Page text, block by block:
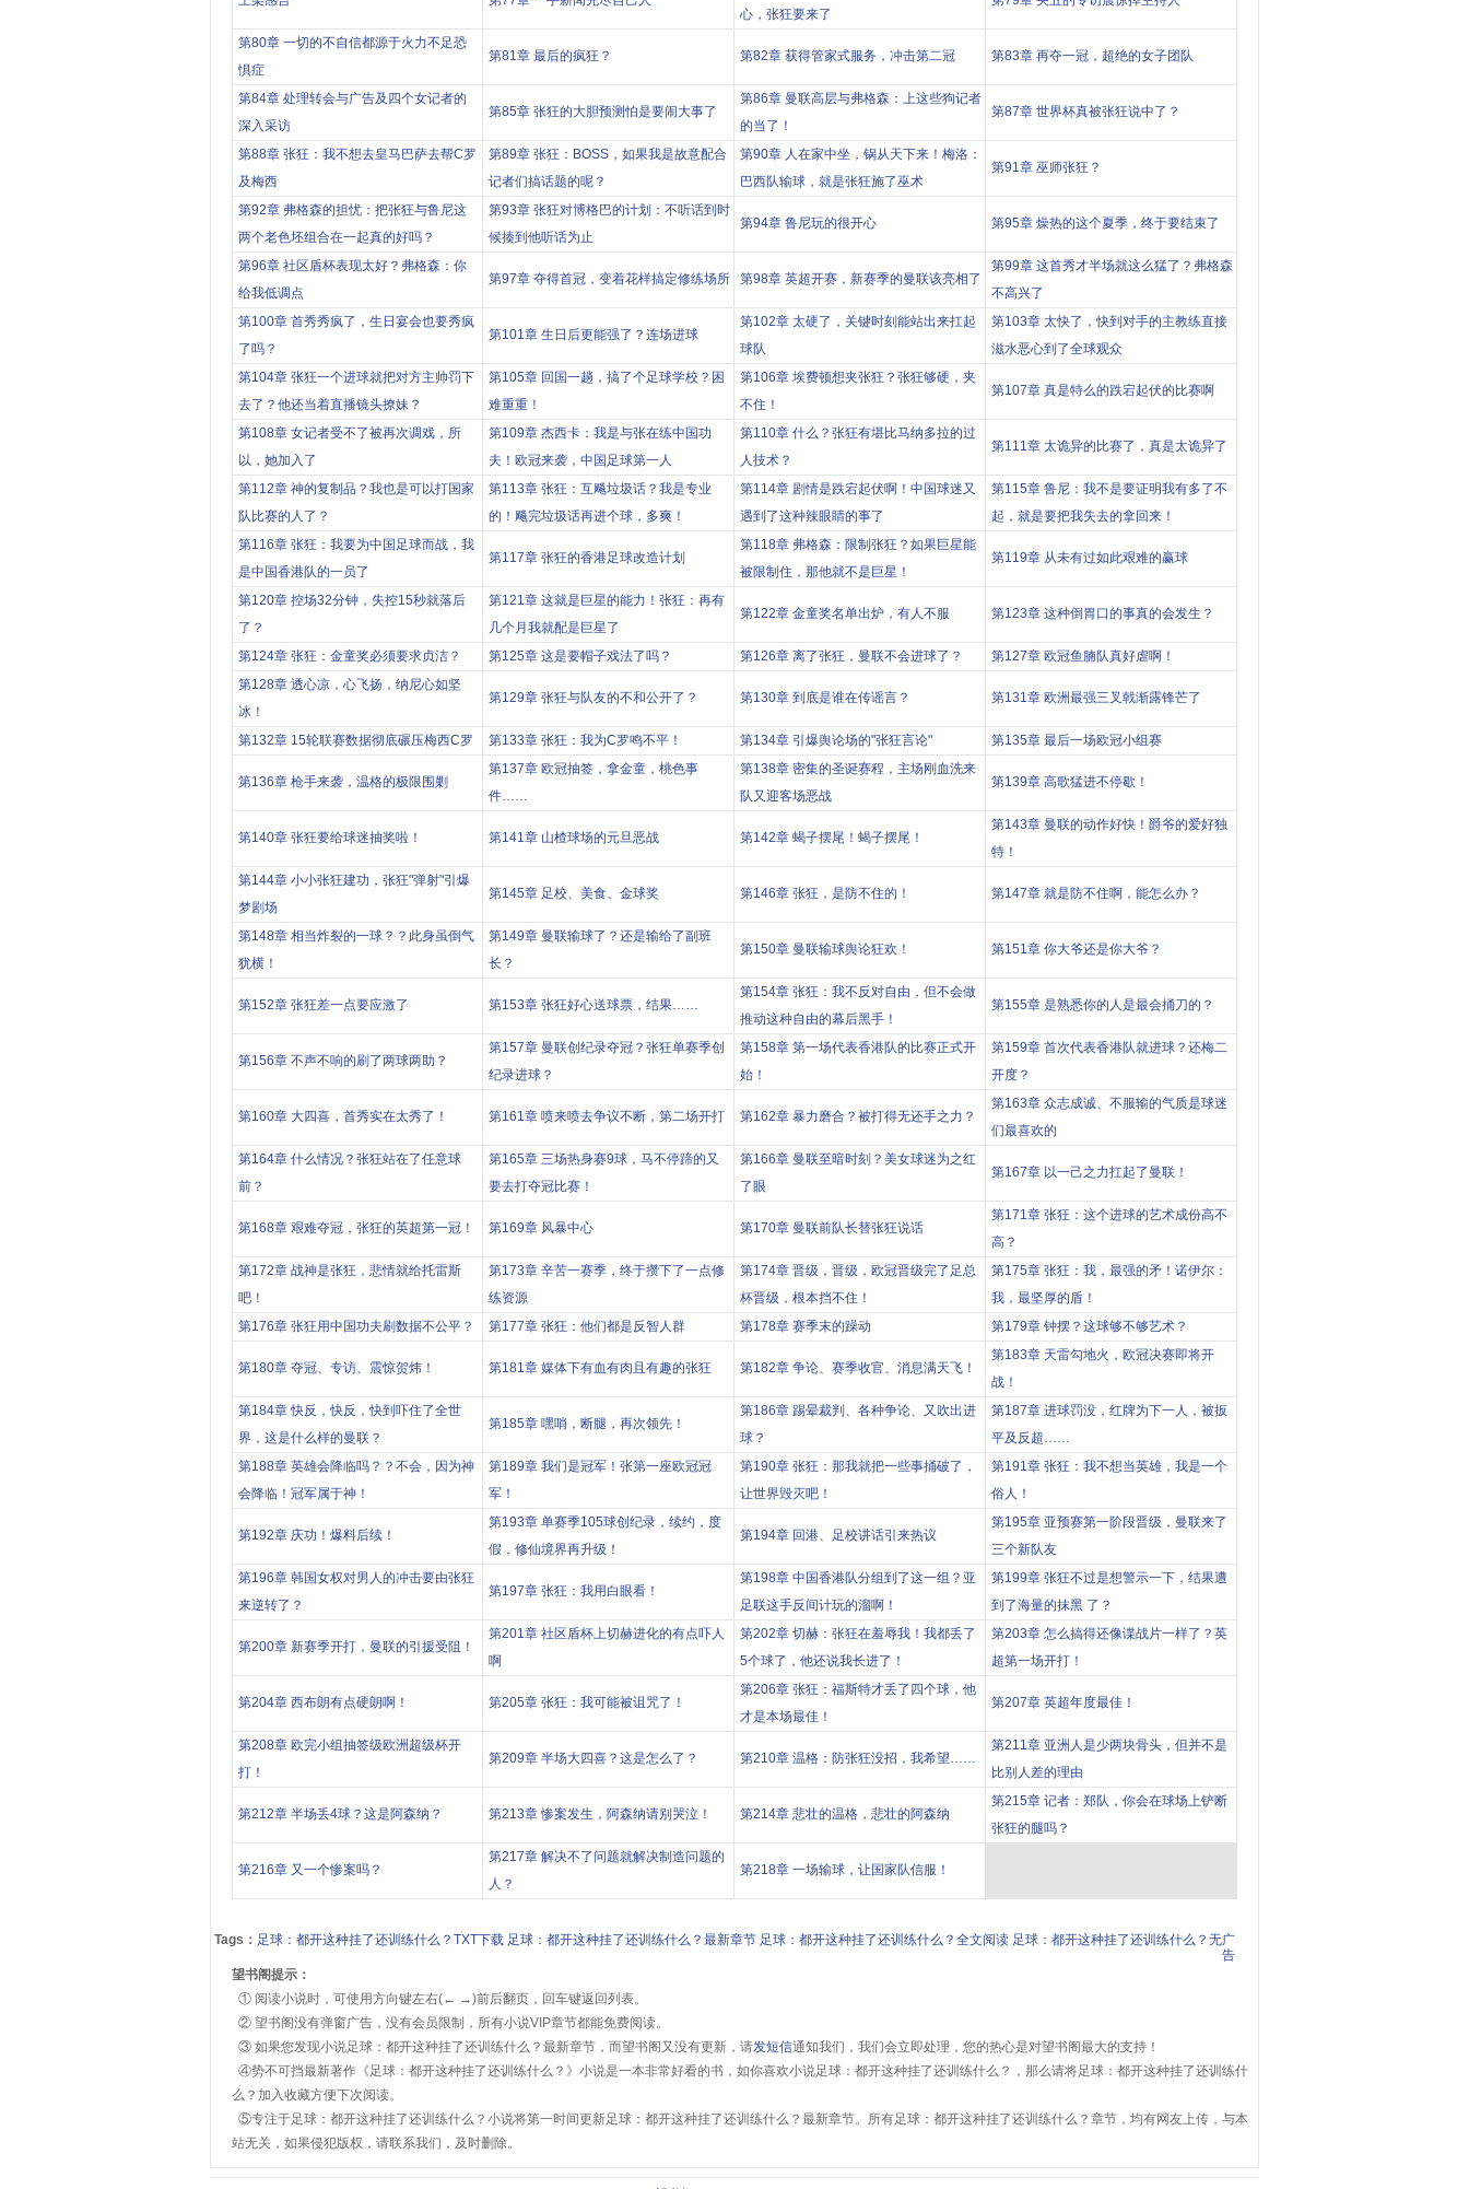
心，张狂要来了
第80章 一切的不自信都源于火力不足恐
惧症
第81章 最后的疯狂？ 第82章 获得管家式服务，冲击第二冠 第83章 再夺一冠，超绝的女子团队
第84章 处理转会与广告及四个女记者的
深入采访
第85章 张狂的大胆预测怕是要闹大事了
第86章 曼联高层与弗格森：上这些狗记者
的当了！
第87章 世界杯真被张狂说中了？
第88章 张狂：我不想去皇马巴萨去帮C罗
及梅西
第89章 张狂：BOSS，如果我是故意配合
记者们搞话题的呢？
第90章 人在家中坐，锅从天下来！梅洛：
巴西队输球，就是张狂施了巫术
第91章 巫师张狂？
第92章 弗格森的担忧：把张狂与鲁尼这
两个老色坯组合在一起真的好吗？
第93章 张狂对博格巴的计划：不听话到时
候揍到他听话为止
第94章 鲁尼玩的很开心 第95章 燥热的这个夏季，终于要结束了
第96章 社区盾杯表现太好？弗格森：你
给我低调点
第97章 夺得首冠，变着花样搞定修练场所 第98章 英超开赛，新赛季的曼联该亮相了
第99章 这首秀才半场就这么猛了？弗格森
不高兴了
第100章 首秀秀疯了，生日宴会也要秀疯
了吗？
第101章 生日后更能强了？连场进球
第102章 太硬了，关键时刻能站出来扛起
球队
第103章 太快了，快到对手的主教练直接
滋水恶心到了全球观众
第104章 张狂一个进球就把对方主帅罚下
去了？他还当着直播镜头撩妹？
第105章 回国一趟，搞了个足球学校？困
难重重！
第106章 埃费顿想夹张狂？张狂够硬，夹
不住！
第107章 真是特么的跌宕起伏的比赛啊
第108章 女记者受不了被再次调戏，所
以，她加入了
第109章 杰西卡：我是与张在练中国功
夫！欧冠来袭，中国足球第一人
第110章 什么？张狂有堪比马纳多拉的过
人技术？
第111章 太诡异的比赛了，真是太诡异了
第112章 神的复制品？我也是可以打国家
队比赛的人了？
第113章 张狂：互飚垃圾话？我是专业
的！飚完垃圾话再进个球，多爽！
第114章 剧情是跌宕起伏啊！中国球迷又
遇到了这种辣眼睛的事了
第115章 鲁尼：我不是要证明我有多了不
起，就是要把我失去的拿回来！
第116章 张狂：我要为中国足球而战，我
是中国香港队的一员了
第117章 张狂的香港足球改造计划
第118章 弗格森：限制张狂？如果巨星能
被限制住，那他就不是巨星！
第119章 从未有过如此艰难的赢球
第120章 控场32分钟，失控15秒就落后
了？
第121章 这就是巨星的能力！张狂：再有
几个月我就配是巨星了
第122章 金童奖名单出炉，有人不服 第123章 这种倒胃口的事真的会发生？
第124章 张狂：金童奖必须要求贞洁？ 第125章 这是要帽子戏法了吗？ 第126章 离了张狂，曼联不会进球了？
第127章 欧冠鱼腩队真好虐啊！
第128章 透心凉，心飞扬，纳尼心如坚
冰！
第129章 张狂与队友的不和公开了？ 第130章 到底是谁在传谣言？ 第131章 欧洲最强三叉戟渐露锋芒了
第132章 15轮联赛数据彻底碾压梅西C罗 第133章 张狂：我为C罗鸣不平！ 第134章 引爆舆论场的"张狂言论" 第135章 最后一场欧冠小组赛
第136章 枪手来袭，温格的极限围剿
第137章 欧冠抽签，拿金童，桃色事
件……
第138章 密集的圣诞赛程，主场刚血洗来
队又迎客场恶战
第139章 高歌猛进不停歇！
第140章 张狂要给球迷抽奖啦！ 第141章 山楂球场的元旦恶战 第142章 蝎子摆尾！蝎子摆尾！
第143章 曼联的动作好快！爵爷的爱好独
特！
第144章 小小张狂建功，张狂"弹射"引爆
梦剧场
第145章 足校、美食、金球奖 第146章 张狂，是防不住的！ 第147章 就是防不住啊，能怎么办？
第148章 相当炸裂的一球？？此身虽倒气
犹横！
第149章 曼联输球了？还是输给了副班
长？
第150章 曼联输球舆论狂欢！ 第151章 你大爷还是你大爷？
第152章 张狂差一点要应激了 第153章 张狂好心送球票，结果……
第154章 张狂：我不反对自由，但不会做
推动这种自由的幕后黑手！
第155章 是熟悉你的人是最会捅刀的？
第156章 不声不响的刷了两球两助？
第157章 曼联创纪录夺冠？张狂单赛季创
纪录进球？
第158章 第一场代表香港队的比赛正式开
始！
第159章 首次代表香港队就进球？还梅二
开度？
第160章 大四喜，首秀实在太秀了！ 第161章 喷来喷去争议不断，第二场开打 第162章 暴力磨合？被打得无还手之力？
第163章 众志成诚、不服输的气质是球迷
们最喜欢的
第164章 什么情况？张狂站在了任意球
前？
第165章 三场热身赛9球，马不停蹄的又
要去打夺冠比赛！
第166章 曼联至暗时刻？美女球迷为之红
了眼
第167章 以一己之力扛起了曼联！
第168章 艰难夺冠，张狂的英超第一冠！ 第169章 风暴中心 第170章 曼联前队长替张狂说话
第171章 张狂：这个进球的艺术成份高不
高？
第172章 战神是张狂，悲情就给托雷斯
吧！
第173章 辛苦一赛季，终于攒下了一点修
练资源
第174章 晋级，晋级，欧冠晋级完了足总
杯晋级，根本挡不住！
第175章 张狂：我，最强的矛！诺伊尔：
我，最坚厚的盾！
第176章 张狂用中国功夫刷数据不公平？
第177章 张狂：他们都是反智人群 第178章 赛季末的躁动 第179章 钟摆？这球够不够艺术？
第180章 夺冠、专访、震惊贺炜！ 第181章 媒体下有血有肉且有趣的张狂 第182章 争论、赛季收官、消息满天飞！
第183章 天雷勾地火，欧冠决赛即将开
战！
第184章 快反，快反，快到吓住了全世
界，这是什么样的曼联？
第185章 嘿哨，断腿，再次领先！
第186章 踢晕裁判、各种争论、又吹出进
球？
第187章 进球罚没，红牌为下一人，被扳
平及反超……
第188章 英雄会降临吗？？不会，因为神
会降临！冠军属于神！
第189章 我们是冠军！张第一座欧冠冠
军！
第190章 张狂：那我就把一些事捅破了，
让世界毁灭吧！
第191章 张狂：我不想当英雄，我是一个
俗人！
第192章 庆功！爆料后续！
第193章 单赛季105球创纪录，续约，度
假，修仙境界再升级！
第194章 回港、足校讲话引来热议
第195章 亚预赛第一阶段晋级，曼联来了
三个新队友
第196章 韩国女权对男人的冲击要由张狂
来逆转了？
第197章 张狂：我用白眼看！
第198章 中国香港队分组到了这一组？亚
足联这手反间计玩的溜啊！
第199章 张狂不过是想警示一下，结果遭
到了海量的抹黑 了？
第200章 新赛季开打，曼联的引援受阻！
第201章 社区盾杯上切赫进化的有点吓人
啊
第202章 切赫：张狂在羞辱我！我都丢了
5个球了，他还说我长进了！
第203章 怎么搞得还像谍战片一样了？英
超第一场开打！
第204章 西布朗有点硬朗啊！ 第205章 张狂：我可能被诅咒了！
第206章 张狂：福斯特才丢了四个球，他
才是本场最佳！
第207章 英超年度最佳！
第208章 欧完小组抽签级欧洲超级杯开
打！
第209章 半场大四喜？这是怎么了？ 第210章 温格：防张狂没招，我希望……
第211章 亚洲人是少两块骨头，但并不是
比别人差的理由
第212章 半场丢4球？这是阿森纳？ 第213章 惨案发生，阿森纳请别哭泣！ 第214章 悲壮的温格，悲壮的阿森纳
第215章 记者：郑队，你会在球场上铲断
张狂的腿吗？
第216章 又一个惨案吗？
第217章 解决不了问题就解决制造问题的
人？
第218章 一场输球，让国家队信服！
Tags： 足球：都开这种挂了还训练什么？TXT下载 足球：都开这种挂了还训练什么？最新章节 足球：都开这种挂了还训练什么？全文阅读 足球：都开这种挂了还训练什么？无广
告
望书阁提示：
① 阅读小说时，可使用方向键左右(← →)前后翻页，回车键返回列表。
② 望书阁没有弹窗广告，没有会员限制，所有小说VIP章节都能免费阅读。
③ 如果您发现小说足球：都开这种挂了还训练什么？最新章节，而望书阁又没有更新，请发短信通知我们，我们会立即处理，您的热心是对望书阁最大的支持！
④势不可挡最新著作《足球：都开这种挂了还训练什么？》小说是一本非常好看的书，如你喜欢小说足球：都开这种挂了还训练什么？，那么请将足球：都开这种挂了还训练什
么？加入收藏方便下次阅读。
⑤专注于足球：都开这种挂了还训练什么？小说将第一时间更新足球：都开这种挂了还训练什么？最新章节。所有足球：都开这种挂了还训练什么？章节，均有网友上传，与本
站无关，如果侵犯版权，请联系我们，及时删除。